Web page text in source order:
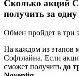
Сколько акций
получить за
Обмен пройдет в три
На каждом из этапов
Софтлайна. Если
сможет получить до